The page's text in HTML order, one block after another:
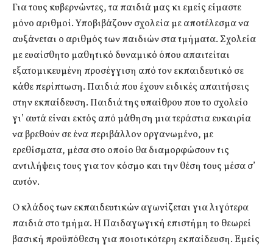
Για τους κυβερνώντες, τα παιδιά μας κι εμείς είμαστε
μόνο αριθμοί. Υποβιβάζουν σχολεία με αποτέλεσμα να
αυξάνεται ο αριθμός των παιδιών στα τμήματα. Σχολεία
με ευαίσθητο μαθητικό δυναμικό όπου απαιτείται
εξατομικευμένη προσέγγιση από τον εκπαιδευτικό σε
κάθε περίπτωση. Παιδιά που έχουν ειδικές απαιτήσεις
στην εκπαίδευση. Παιδιά της υπαίθρου που το σχολείο
γι’ αυτά είναι εκτός από μάθηση μια τεράστια ευκαιρία
να βρεθούν σε ένα περιβάλλον οργανωμένο, με
ερεθίσματα, μέσα στο οποίο θα διαμορφώσουν τις
αντιλήψεις τους για τον κόσμο και την θέση τους μέσα σ’
αυτόν.
Ο κλάδος των εκπαιδευτικών αγωνίζεται για λιγότερα
παιδιά στο τμήμα. Η Παιδαγωγική επιστήμη το θεωρεί
βασική προϋπόθεση για ποιοτικότερη εκπαίδευση. Εμείς